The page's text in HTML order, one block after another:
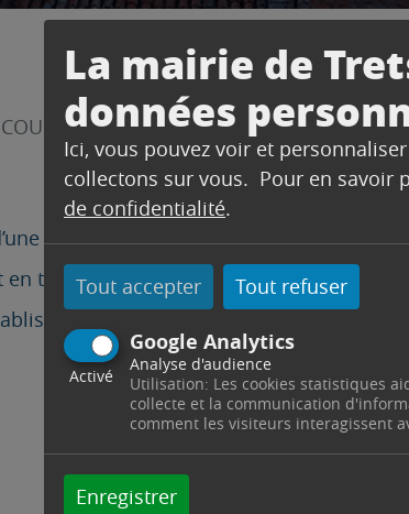
La mairie de
données
Ici, vous pouvez voir et
collectons sur vous. Pour en savoir
de confidentialité.
Tout accepter Tout refuser
Google Analytics
Activé
Analyse d'audience
Utilisation: Les cookies statistiques
collecte et la communication
comment les visiteurs interagissent
Enregistrer
COUPURE – Chemin de Grisole & Quartier
coupure d’électricité actuellement
en train d’intervenir.
est annoncée pour 13h30.
CONTACT